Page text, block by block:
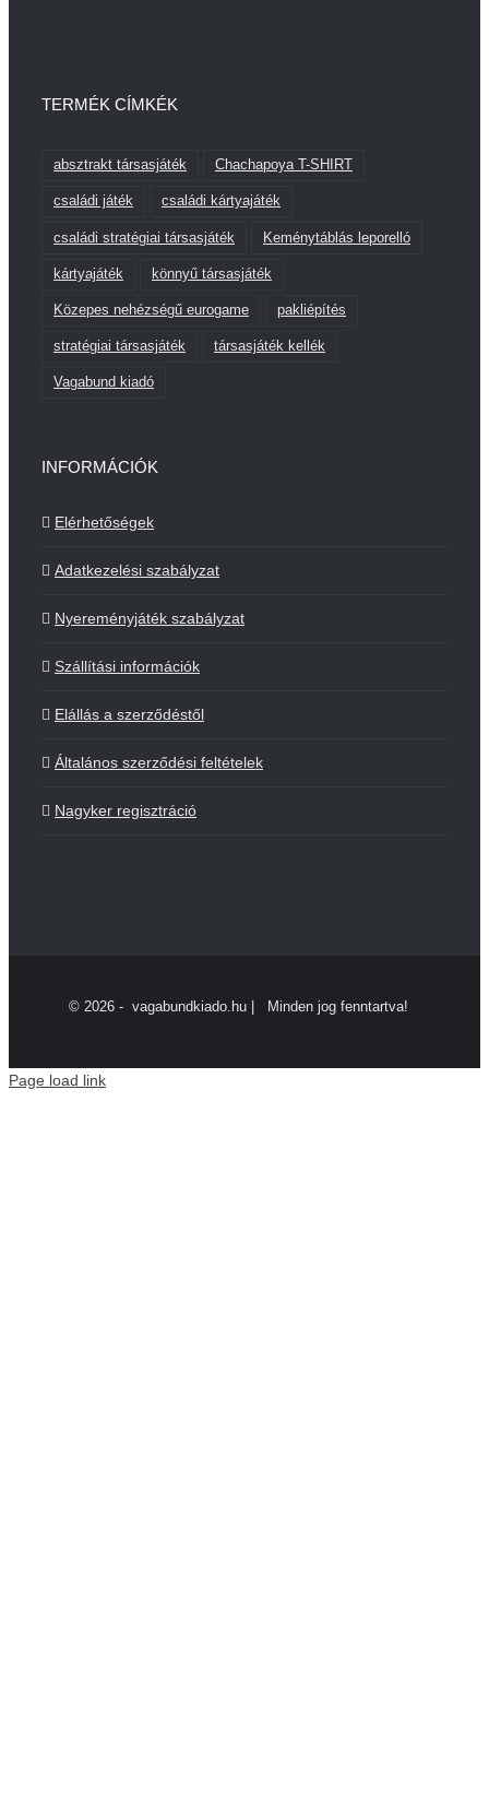
TERMÉK CÍMKÉK
absztrakt társasjáték Chachapoya T-SHIRT
családi játék családi kártyajáték
családi stratégiai társasjáték Keménytáblás leporelló
kártyajáték könnyű társasjáték
Közepes nehézségű eurogame pakliépítés
stratégiai társasjáték társasjáték kellék
Vagabund kiadó
INFORMÁCIÓK
Elérhetőségek
Adatkezelési szabályzat
Nyereményjáték szabályzat
Szállítási információk
Elállás a szerződéstől
Általános szerződési feltételek
Nagyker regisztráció
© 2026 - vagabundkiado.hu | Minden jog fenntartva!
Page load link